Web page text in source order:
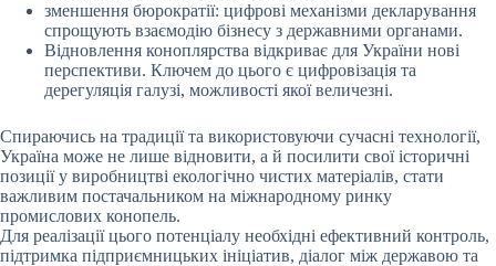
зменшення бюрократії: цифрові механізми декларування
спрощують взаємодію бізнесу з державними органами.
Відновлення коноплярства відкриває для України нові
перспективи. Ключем до цього є цифровізація та
дерегуляція галузі, можливості якої величезні.
Спираючись на традиції та використовуючи сучасні технології,
Україна може не лише відновити, а й посилити свої історичні
позиції у виробництві екологічно чистих матеріалів, стати
важливим постачальником на міжнародному ринку
промислових конопель.
Для реалізації цього потенціалу необхідні ефективний контроль,
підтримка підприємницьких ініціатив, діалог між державою та